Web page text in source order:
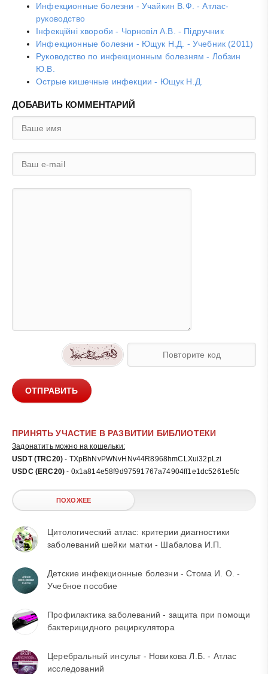
Инфекционные болезни - Учайкин В.Ф. - Атлас-
руководство
Інфекційні хвороби - Чорновіл А.В. - Підручник
Инфекционные болезни - Ющук Н.Д. - Учебник (2011)
Руководство по инфекционным болезням - Лобзин
Ю.В.
Острые кишечные инфекции - Ющук Н.Д.
ДОБАВИТЬ КОММЕНТАРИЙ
ОТПРАВИТЬ
ПРИНЯТЬ УЧАСТИЕ В РАЗВИТИИ БИБЛИОТЕКИ
Задонатить можно на кошельки:
USDT (TRC20) - TXpBhNvPWNvHNv44R8968hmCLXui32pLzi
USDC (ERC20) - 0x1a814e58f9d97591767a74904ff1e1dc5261e5fc
ПОХОЖЕЕ
Цитологический атлас: критерии диагностики
заболеваний шейки матки - Шабалова И.П.
Детские инфекционные болезни - Стома И. О. -
Учебное пособие
Профилактика заболеваний - защита при помощи
бактерицидного рециркулятора
Церебральный инсульт - Новикова Л.Б. - Атлас
исследований